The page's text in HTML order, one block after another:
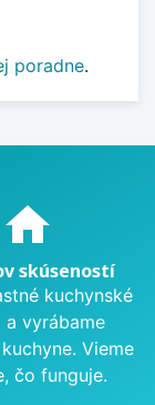
poradne.
home
skúseností
kuchynské
a vyrábame
Vieme
čo funguje.